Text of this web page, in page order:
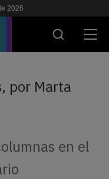
2026
por Marta
en el